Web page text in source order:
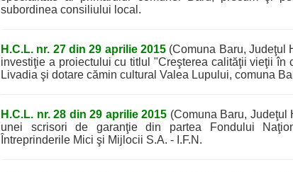
subordinea consiliului local.
H.C.L. nr. 27 din 29 aprilie 2015 (Comuna Baru, Judeţul
investiţie a proiectului cu titlul "Creşterea calităţii vieţii în
Livadia şi dotare cămin cultural Valea Lupului, comuna
H.C.L. nr. 28 din 29 aprilie 2015 (Comuna Baru, Judeţul
unei scrisori de garanţie din partea Fondului
Întreprinderile Mici şi Mijlocii S.A. - I.F.N.